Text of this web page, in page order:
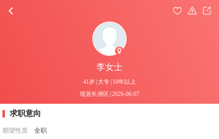
李女士
41岁 大专 10年以上
现居长洲区 2026-06-07
求职意向
期望性质
全职